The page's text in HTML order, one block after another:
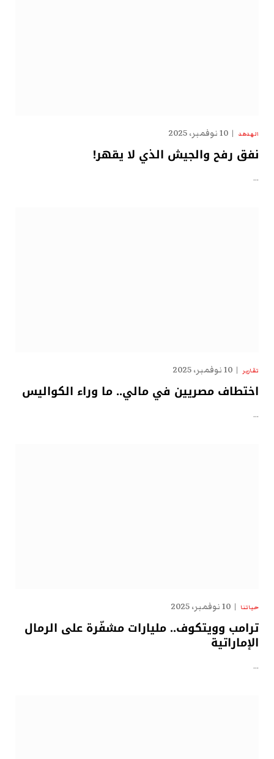
الهدهد 10 نوفمبر، 2025
نفق رفح والجيش الذي لا يقهر!
…
تقارير 10 نوفمبر، 2025
اختطاف مصريين في مالي.. ما وراء الكواليس
…
حياتنا 10 نوفمبر، 2025
ترامب وويتكوف.. مليارات مشفّرة على الرمال
الإماراتية
…